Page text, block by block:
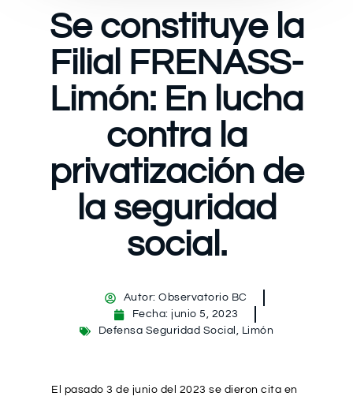
Se constituye la
Filial FRENASS-
Limón: En lucha
contra la
privatización de
la seguridad
social.
Autor: Observatorio BC
Fecha: junio 5, 2023
Defensa Seguridad Social , Limón
El pasado 3 de junio del 2023 se dieron cita en